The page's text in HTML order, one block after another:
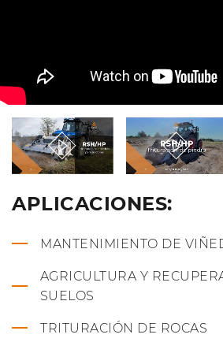
APLICACIONES:
MANTENIMIENTO DE
AGRICULTURA Y
SUELOS
TRITURACIÓN DE ROCAS